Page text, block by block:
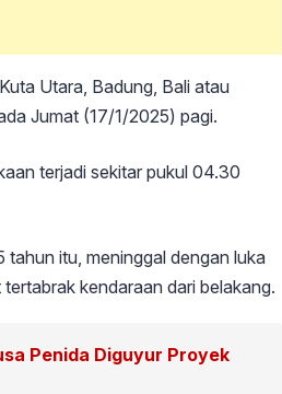
Utara, Badung, Bali atau
Jumat (17/1/2025) pagi.
terjadi sekitar pukul 04.30
tahun itu, meninggal dengan luka
kendaraan dari belakang.
Penida Diguyur Proyek